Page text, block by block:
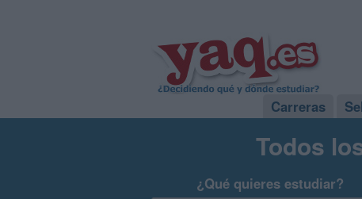
Carreras
Todos
¿Qué quieres estudiar?